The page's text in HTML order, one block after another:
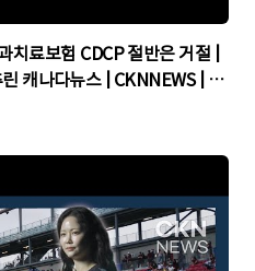
료보험 CDCP 절반은 거절 |
캐나다뉴스 | CKNNEWS | 캐